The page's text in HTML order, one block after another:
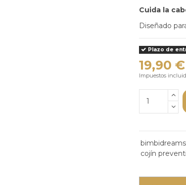
Cuida la
Diseñado
Plazo de
19,90 €
Impuestos
bimbidreams
cojín